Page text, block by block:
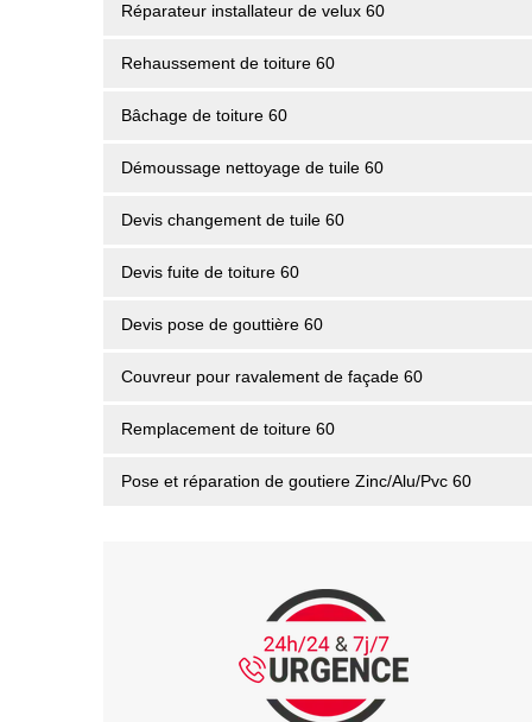
Réparateur installateur de velux 60
Rehaussement de toiture 60
Bâchage de toiture 60
Démoussage nettoyage de tuile 60
Devis changement de tuile 60
Devis fuite de toiture 60
Devis pose de gouttière 60
Couvreur pour ravalement de façade 60
Remplacement de toiture 60
Pose et réparation de goutiere Zinc/Alu/Pvc 60